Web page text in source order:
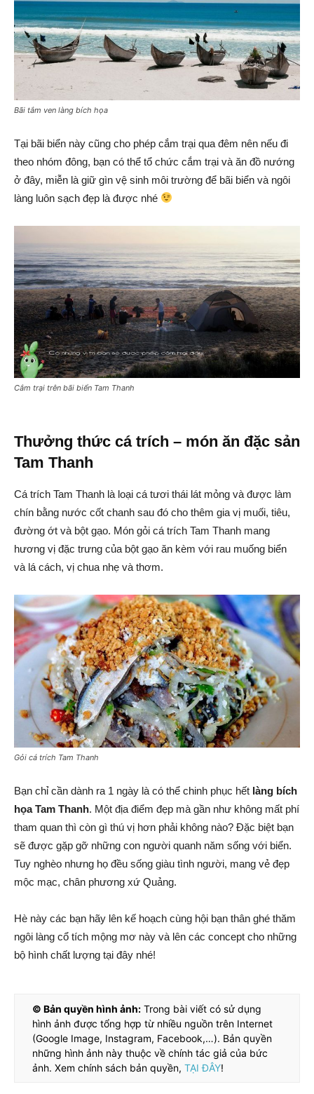
Bãi tắm ven làng bích họa
Tại bãi biển này cũng cho phép cắm trại qua đêm nên nếu đi
theo nhóm đông, bạn có thể tổ chức cắm trại và ăn đồ nướng
ở đây, miễn là giữ gìn vệ sinh môi trường để bãi biển và ngôi
làng luôn sạch đẹp là được nhé
Cắm trại trên bãi biển Tam Thanh
Thưởng thức cá trích – món ăn đặc sản
Tam Thanh
Cá trích Tam Thanh là loại cá tươi thái lát mỏng và được làm
chín bằng nước cốt chanh sau đó cho thêm gia vị muối, tiêu,
đường ớt và bột gạo. Món gỏi cá trích Tam Thanh mang
hương vị đặc trưng của bột gạo ăn kèm với rau muống biển
và lá cách, vị chua nhẹ và thơm.
Gỏi cá trích Tam Thanh
Bạn chỉ cần dành ra 1 ngày là có thể chinh phục hết làng bích
họa Tam Thanh. Một địa điểm đẹp mà gần như không mất phí
tham quan thì còn gì thú vị hơn phải không nào? Đặc biệt bạn
sẽ được gặp gỡ những con người quanh năm sống với biển.
Tuy nghèo nhưng họ đều sống giàu tình người, mang vẻ đẹp
mộc mạc, chân phương xứ Quảng.
Hè này các bạn hãy lên kế hoạch cùng hội bạn thân ghé thăm
ngôi làng cổ tích mộng mơ này và lên các concept cho những
bộ hình chất lượng tại đây nhé!
© Bản quyền hình ảnh: Trong bài viết có sử dụng
hình ảnh được tổng hợp từ nhiều nguồn trên Internet
(Google Image, Instagram, Facebook,…). Bản quyền
những hình ảnh này thuộc về chính tác giả của bức
ảnh. Xem chính sách bản quyền, TẠI ĐÂY!